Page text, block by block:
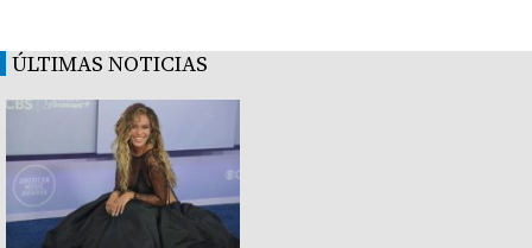
ÚLTIMAS NOTICIAS